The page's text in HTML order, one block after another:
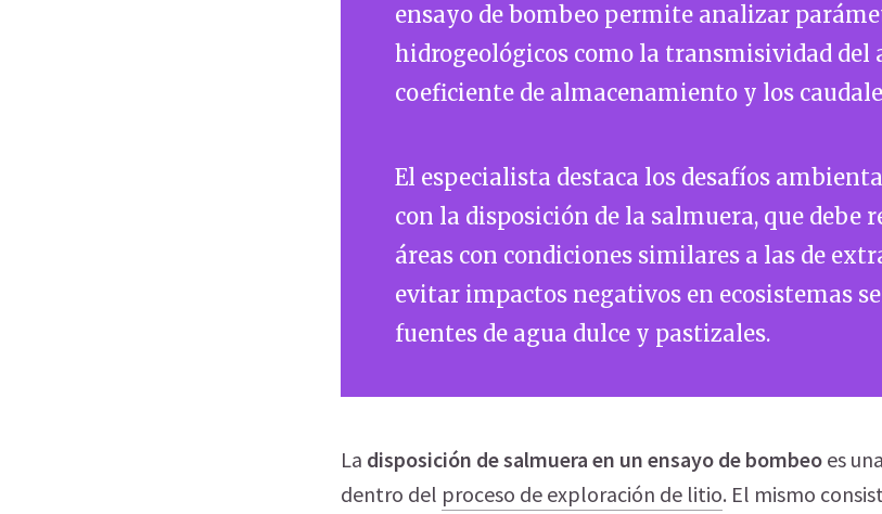
ensayo de bombeo permite analizar
hidrogeológicos como la transmisividad del
coeficiente de almacenamiento y los
El especialista destaca los desafíos
con la disposición de la salmuera, que debe
áreas con condiciones similares a las de
evitar impactos negativos en ecosistemas
fuentes de agua dulce y pastizales.
La disposición de salmuera en un ensayo de bombeo es
dentro del proceso de exploración de litio. El mismo